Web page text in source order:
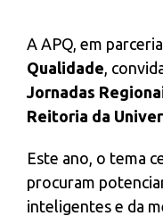
A APQ, em
Qualidade,
Jornadas
Reitoria da
Este ano, o tema
procuram
inteligentes e da